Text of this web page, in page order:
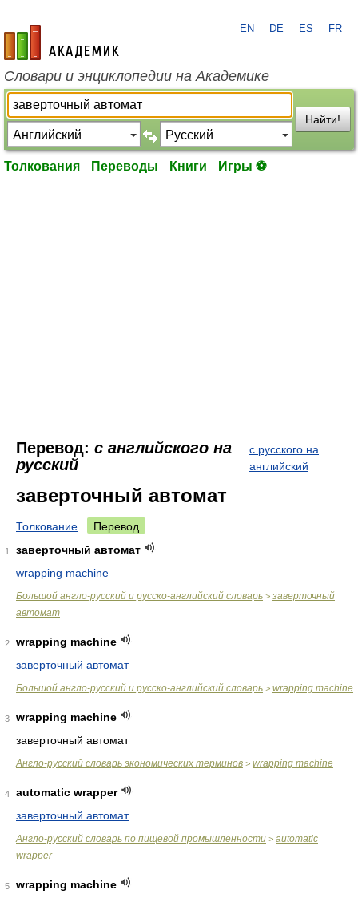
academic.ru
EN DE ES FR
Словари и энциклопедии на Академике
Найти!
Толкования Переводы Книги Игры ⚽
Перевод: с английского на
русский
с русского на
английский
заверточный автомат
Толкование Перевод
1
заверточный автомат
wrapping machine
Большой англо-русский и русско-английский словарь > заверточный
автомат
2
wrapping machine
заверточный автомат
Большой англо-русский и русско-английский словарь > wrapping machine
3
wrapping machine
заверточный автомат
Англо-русский словарь экономических терминов > wrapping machine
4
automatic wrapper
заверточный автомат
Англо-русский словарь по пищевой промышленности > automatic
wrapper
5
wrapping machine